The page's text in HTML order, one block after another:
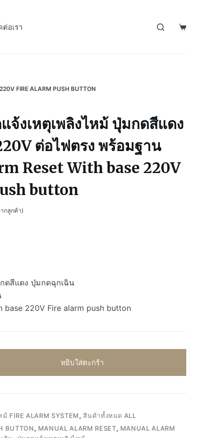
ต่อเรา
FIRE ALARM PUSH BUTTON
จ้งเหตุเพลิงไหม้ ปุ่มกดสีแดง
ต่อไฟตรง พร้อมฐาน
Reset With base 220V
button
กลูกค้า)
ดสีแดง ปุ่มกดฉุกเฉิน
base 220V Fire alarm push button
หยิบใส่ตะกร้า
FIRE ALARM SYSTEM, สินค้าทั้งหมด ALL
BUTTON, MANUAL ALARM RESET, MANUAL ALARM